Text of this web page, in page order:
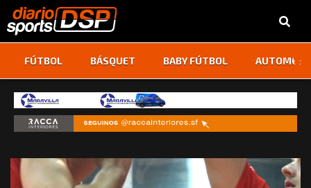
FÚTBOL BÁSQUET BABY FÚTBOL ‹ ›